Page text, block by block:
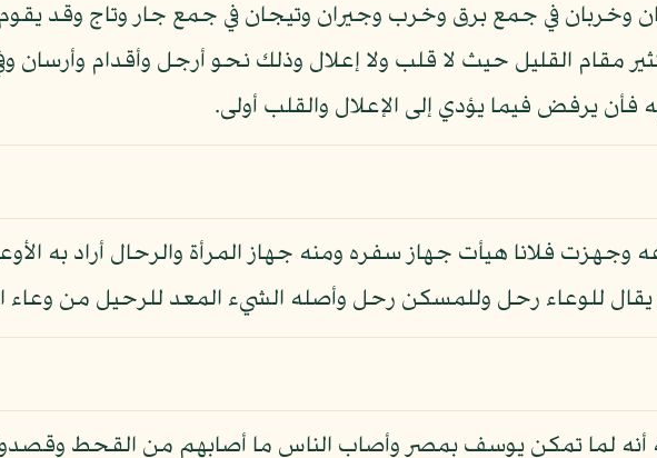
وخربان في جمع برق وخرب وجيران وتيجان في جمع جار وتاج وقد يقوم
مقام القليل حيث لا قلب ولا إعلال وذلك نحو أرجل وأقدام وأرسان
فأن يرفض فيما يؤدي إلى الإعلال والقلب أولى.
وجهزت فلانا هيأت جهاز سفره ومنه جهاز المرأة والرحال أراد به
يقال للوعاء رحل وللمسكن رحل وأصله الشيء المعد للرحيل من
أنه لما تمكن يوسف بمصر وأصاب الناس ما أصابهم من القحط